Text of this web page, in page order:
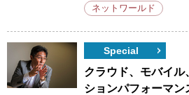
ネットワールド
Special
クラウド、モバイ
ションパフォーマン